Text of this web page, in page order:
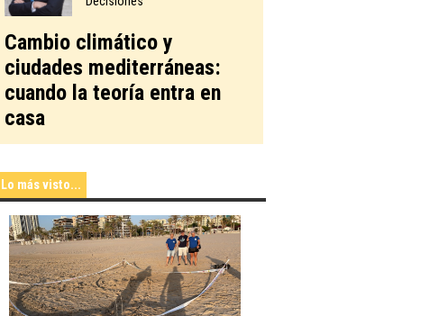
Cambio climático y
ciudades mediterráneas:
cuando la teoría entra en
casa
Lo más visto...